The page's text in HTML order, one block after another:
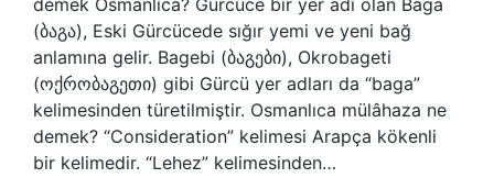
demek Osmanlıca? Gürcüce bir yer adı olan Baga
(ბაგა), Eski Gürcücede sığır yemi ve yeni bağ
anlamına gelir. Bagebi (ბაგები), Okrobageti
(ოქრობაგეთი) gibi Gürcü yer adları da “baga”
kelimesinden türetilmiştir. Osmanlıca mülâhaza ne
demek? “Consideration” kelimesi Arapça kökenli
bir kelimedir. “Lehez” kelimesinden…